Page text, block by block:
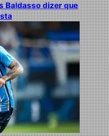
Baldasso dizer que